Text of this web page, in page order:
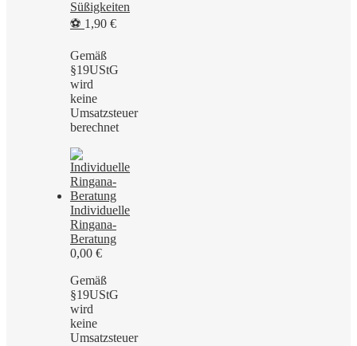
Süßigkeiten
⚽ 1,90 €
Gemäß
§19UStG
wird
keine
Umsatzsteuer
berechnet
Individuelle
Ringana-
Beratung
0,00 €
Gemäß
§19UStG
wird
keine
Umsatzsteuer